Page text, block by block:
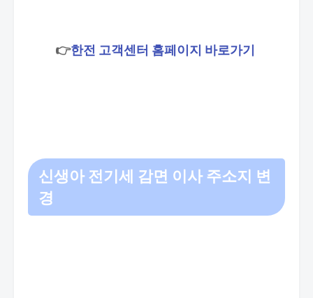
👉한전 고객센터 홈페이지 바로가기
신생아 전기세 감면 이사 주소지 변
경